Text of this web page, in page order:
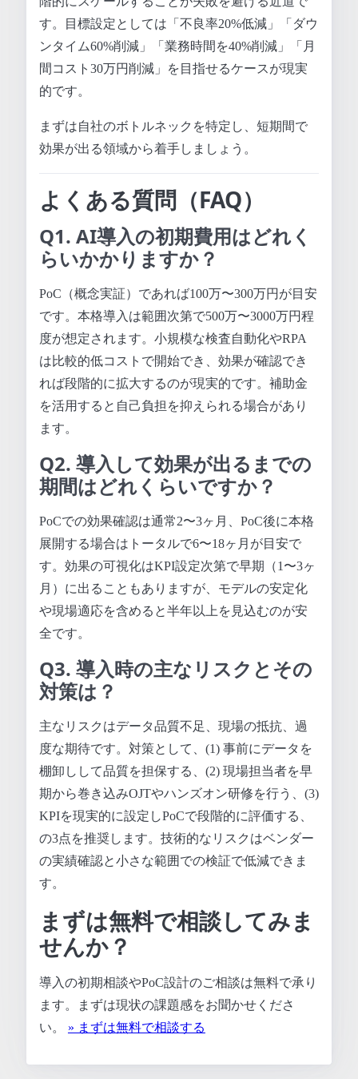
す。目標設定としては「不良率20%低減」「ダウ
ンタイム60%削減」「業務時間を40%削減」「月
間コスト30万円削減」を目指せるケースが現実
的です。
まずは自社のボトルネックを特定し、短期間で
効果が出る領域から着手しましょう。
よくある質問（FAQ）
Q1. AI導入の初期費用はどれく
らいかかりますか？
PoC（概念実証）であれば100万〜300万円が目安
です。本格導入は範囲次第で500万〜3000万円程
度が想定されます。小規模な検査自動化やRPA
は比較的低コストで開始でき、効果が確認でき
れば段階的に拡大するのが現実的です。補助金
を活用すると自己負担を抑えられる場合があり
ます。
Q2. 導入して効果が出るまでの
期間はどれくらいですか？
PoCでの効果確認は通常2〜3ヶ月、PoC後に本格
展開する場合はトータルで6〜18ヶ月が目安で
す。効果の可視化はKPI設定次第で早期（1〜3ヶ
月）に出ることもありますが、モデルの安定化
や現場適応を含めると半年以上を見込むのが安
全です。
Q3. 導入時の主なリスクとその
対策は？
主なリスクはデータ品質不足、現場の抵抗、過
度な期待です。対策として、(1) 事前にデータを
棚卸しして品質を担保する、(2) 現場担当者を早
期から巻き込みOJTやハンズオン研修を行う、(3)
KPIを現実的に設定しPoCで段階的に評価する、
の3点を推奨します。技術的なリスクはベンダー
の実績確認と小さな範囲での検証で低減できま
す。
まずは無料で相談してみま
せんか？
導入の初期相談やPoC設計のご相談は無料で承り
ます。まずは現状の課題感をお聞かせくださ
い。 » まずは無料で相談する